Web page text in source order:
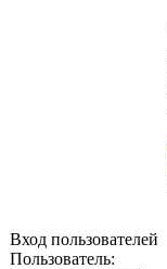
Вход пользователей
Пользователь: